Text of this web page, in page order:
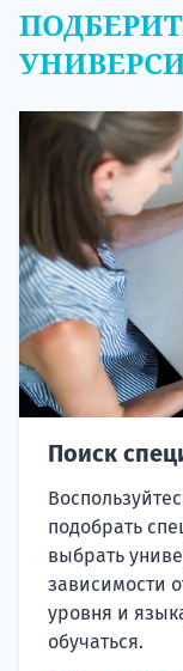
Поиск
подобрать
выбрать
зависимости
уровня и
обучаться.